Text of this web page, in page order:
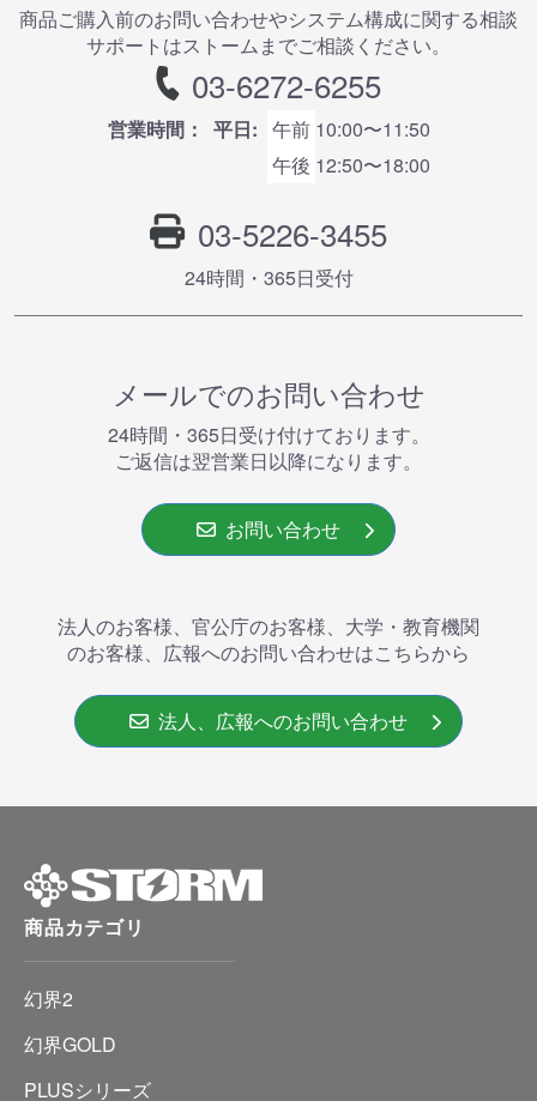
商品ご購⼊前のお問い合わせやシステム構成に関する相談
サポートはストームまでご相談ください。
03-6272-6255
営業時間： 平日: 午前 10:00〜11:50
午後 12:50〜18:00
03-5226-3455
24時間・365⽇受付
メールでのお問い合わせ
24時間・365⽇受け付けております。
ご返信は翌営業⽇以降になります。
お問い合わせ
法人のお客様、官公庁のお客様、大学・教育機関
のお客様、広報へのお問い合わせはこちらから
法人、広報へのお問い合わせ
商品カテゴリ
幻界2
幻界GOLD
PLUSシリーズ